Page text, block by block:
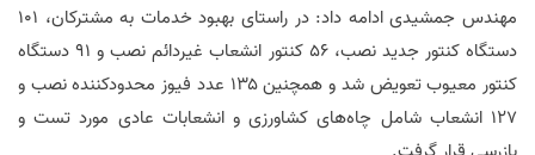
مهندس جمشیدی ادامه داد: در راستای بهبود خدمات به مشترکان، ۱۰۱
دستگاه کنتور جدید نصب، ۵۶ کنتور انشعاب غیردائم نصب و ۹۱ دستگاه
کنتور معیوب تعویض شد و همچنین ۱۳۵ عدد فیوز محدودکننده نصب و
۱۲۷ انشعاب شامل چاه‌های کشاورزی و انشعابات عادی مورد تست و